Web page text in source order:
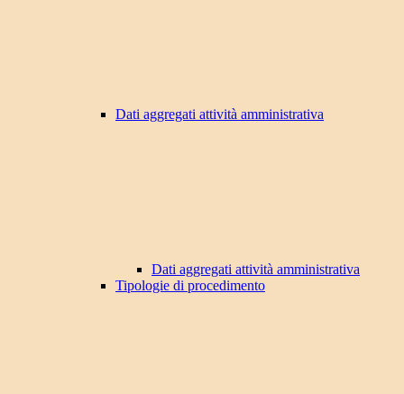
Dati aggregati attività amministrativa
Dati aggregati attività amministrativa
Tipologie di procedimento